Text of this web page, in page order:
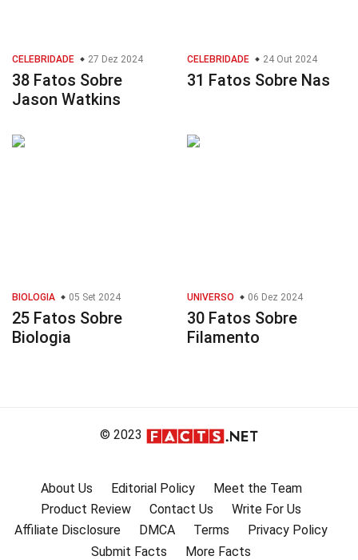
CELEBRIDADE 27 Dez 2024
38 Fatos Sobre
Jason Watkins
CELEBRIDADE 24 Out 2024
31 Fatos Sobre Nas
BIOLOGIA 05 Set 2024
25 Fatos Sobre
Biologia
UNIVERSO 06 Dez 2024
30 Fatos Sobre
Filamento
© 2023
About Us Editorial Policy
Meet the Team
Product Review
Contact Us
Write For Us
Affiliate Disclosure
DMCA Terms
Privacy Policy
Submit Facts
More Facts